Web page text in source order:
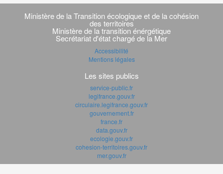
Navigation
transverse
Ministère de la Transition écologique et de la cohésion
des territoires
Ministère de la transition énérgétique
Secrétariat d'état chargé de la Mer
Accessibilité
Mentions légales
Les sites publics
service-public.fr
legifrance.gouv.fr
circulaire.legifrance.gouv.fr
gouvernement.fr
france.fr
data.gouv.fr
ecologie.gouv.fr
cohesion-territoires.gouv.fr
mer.gouv.fr